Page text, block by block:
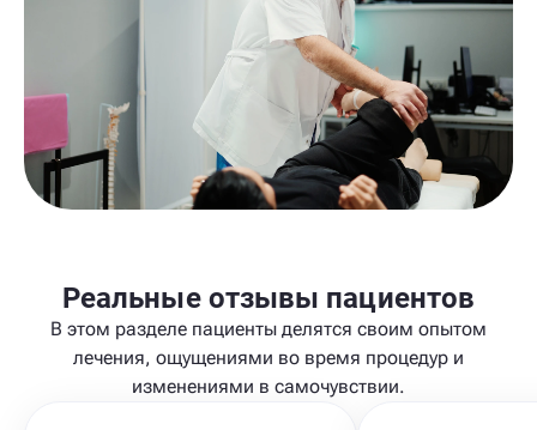
Реальные отзывы пациентов
В этом разделе пациенты делятся своим опытом
лечения, ощущениями во время процедур и
изменениями в самочувствии.